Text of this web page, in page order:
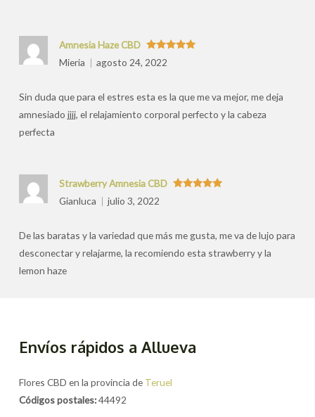
Valorado
con5
Amnesia Haze CBD
Mieria
agosto 24, 2022
Sin duda que para el estres esta es la que me va mejor, me deja
amnesiado jjjj, el relajamiento corporal perfecto y la cabeza
perfecta
Strawberry Amnesia CBD
Gianluca
julio 3, 2022
De las baratas y la variedad que más me gusta, me va de lujo para
desconectar y relajarme, la recomiendo esta strawberry y la
lemon haze
Envíos rápidos a Allueva
Flores CBD en la provincia de Teruel
Códigos postales:44492